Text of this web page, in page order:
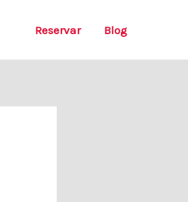
Reservar Blog